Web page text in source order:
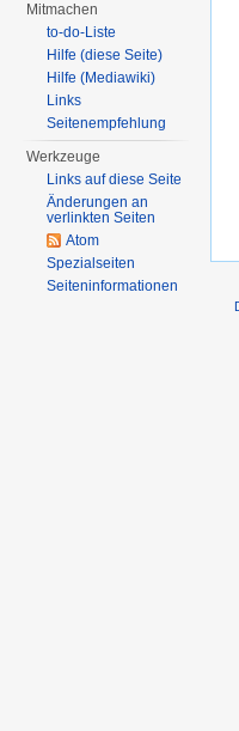
Mitmachen
to-do-Liste
Hilfe (diese Seite)
Hilfe (Mediawiki)
Links
Seitenempfehlung
Werkzeuge
Links auf diese Seite
Änderungen an
verlinkten Seiten
Atom
Spezialseiten
Seiteninformationen